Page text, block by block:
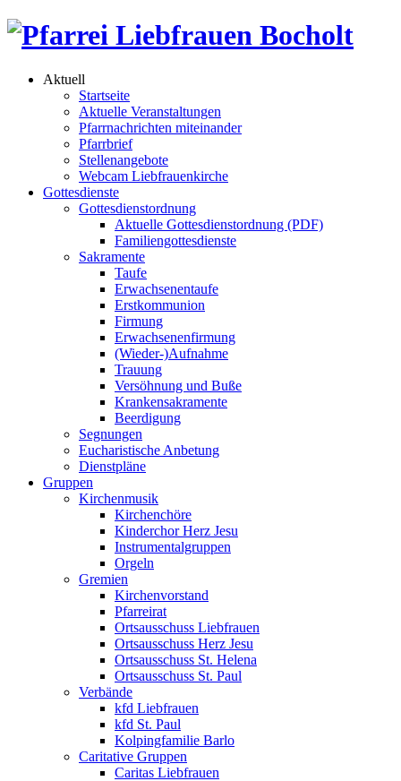
Aktuell
Startseite
Aktuelle Veranstaltungen
Pfarrnachrichten miteinander
Pfarrbrief
Stellenangebote
Webcam Liebfrauenkirche
Gottesdienste
Gottesdienstordnung
Aktuelle Gottesdienstordnung (PDF)
Familiengottesdienste
Sakramente
Taufe
Erwachsenentaufe
Erstkommunion
Firmung
Erwachsenenfirmung
(Wieder-)Aufnahme
Trauung
Versöhnung und Buße
Krankensakramente
Beerdigung
Segnungen
Eucharistische Anbetung
Dienstpläne
Gruppen
Kirchenmusik
Kirchenchöre
Kinderchor Herz Jesu
Instrumentalgruppen
Orgeln
Gremien
Kirchenvorstand
Pfarreirat
Ortsausschuss Liebfrauen
Ortsausschuss Herz Jesu
Ortsausschuss St. Helena
Ortsausschuss St. Paul
Verbände
kfd Liebfrauen
kfd St. Paul
Kolpingfamilie Barlo
Caritative Gruppen
Caritas Liebfrauen